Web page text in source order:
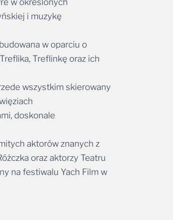
w określonych
i muzykę
w oparciu o
Treflinkę oraz ich
wszystkim skierowany
doskonale
aktorów znanych z
oraz aktorzy Teatru
na festiwalu Yach Film w